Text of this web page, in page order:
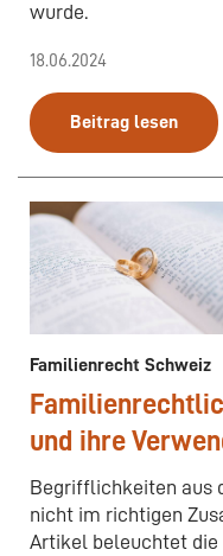
wurde.
18.06.2024
Beitrag lesen
Familienrecht Schweiz
und ihre
Begrifflichkeiten aus
nicht im richtigen
Artikel beleuchtet